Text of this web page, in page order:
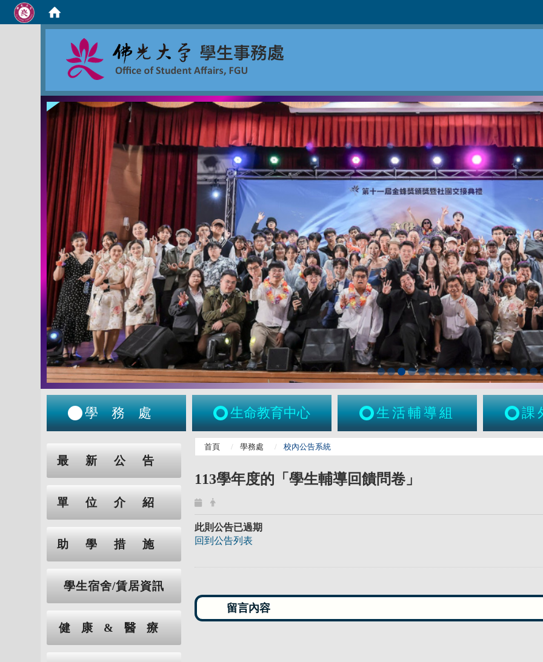
學務處 生命教育中心 生活輔導組 課
最新公告
單位介紹
助學措施
學生宿舍/賃居資訊
健康&醫療
首頁 學務處 校內公告系統
113學年度的「學生輔導回饋問卷」
此則公告已過期
回到公告列表